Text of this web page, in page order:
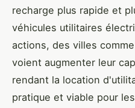
recharge plus rapide et
véhicules utilitaires
actions, des villes
voient augmenter leur
rendant la location
pratique et viable pour